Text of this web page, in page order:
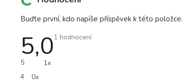
Buďte první, kdo napíše příspěvek k této položce.
5,0Průměrné
1 hodnocení
5
1x
4
0x